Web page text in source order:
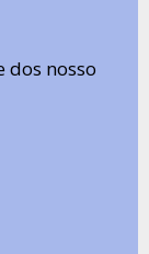
dos nosso